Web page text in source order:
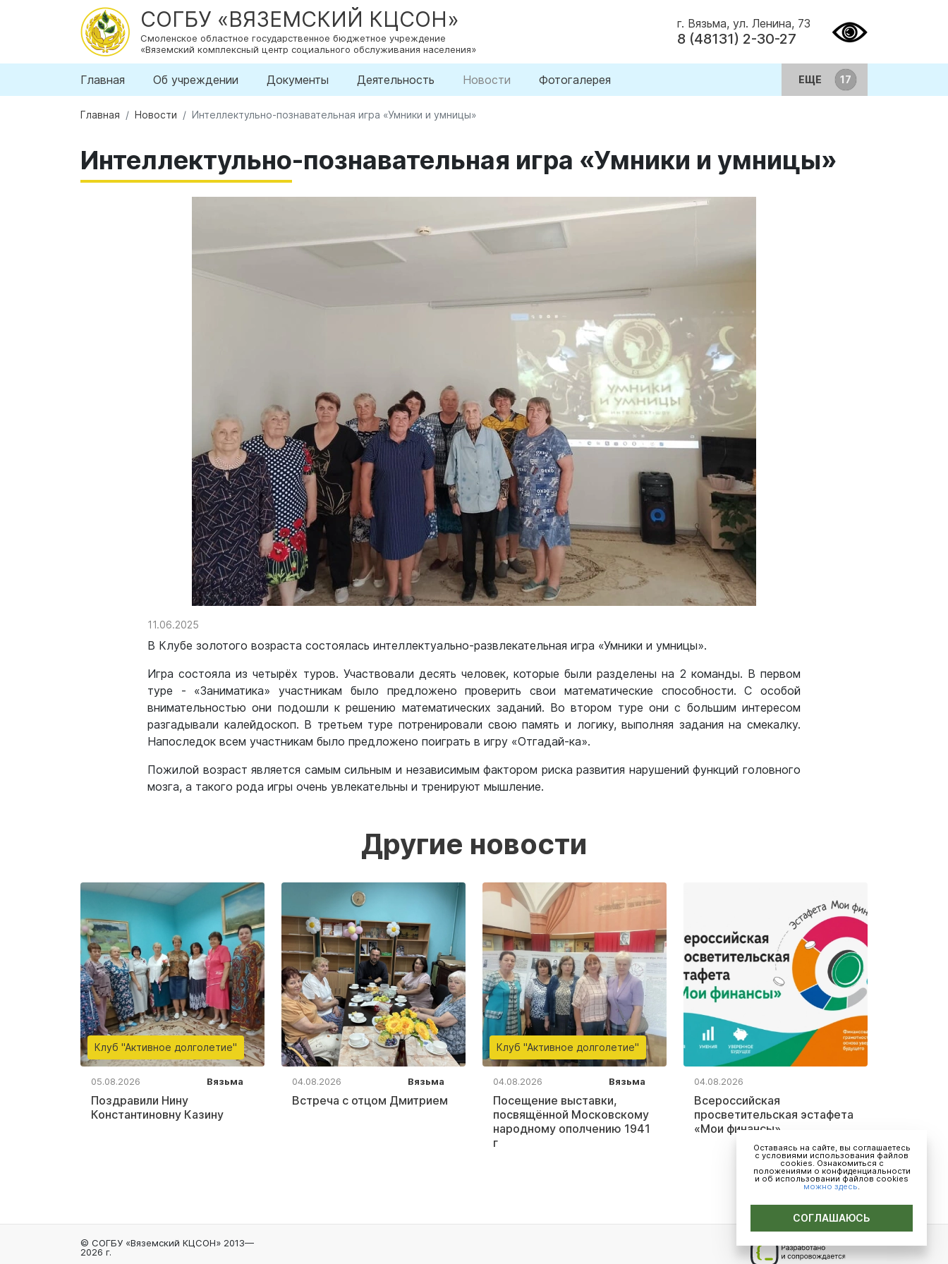
СОГБУ «ВЯЗЕМСКИЙ КЦСОН»
Смоленское областное государственное бюджетное учреждение
«Вяземский комплексный центр социального обслуживания населения»
г. Вязьма, ул. Ленина, 73
8 (48131) 2-30-27
Главная Об учреждении Документы Деятельность Новости Фотогалерея ЕЩЕ
Главная Новости Интеллектульно-познавательная игра «Умники и умницы»
Интеллектульно-познавательная игра «Умники и умницы»
11.06.2025
В Клубе золотого возраста состоялась интеллектуально-развлекательная игра «Умники и умницы».
Игра состояла из четырёх туров. Участвовали десять человек, которые были разделены на 2 команды. В первом
туре - «Заниматика» участникам было предложено проверить свои математические способности. С особой
внимательностью они подошли к решению математических заданий. Во втором туре они с большим интересом
разгадывали калейдоскоп. В третьем туре потренировали свою память и логику, выполняя задания на смекалку.
Напоследок всем участникам было предложено поиграть в игру «Отгадай-ка».
Пожилой возраст является самым сильным и независимым фактором риска развития нарушений функций головного
мозга, а такого рода игры очень увлекательны и тренируют мышление.
Другие новости
Клуб "Активное долголетие"
05.08.2026 Вязьма
Поздравили Нину
Константиновну Казину
04.08.2026 Вязьма
Встреча с отцом Дмитрием
Клуб "Активное долголетие"
04.08.2026 Вязьма
Посещение выставки,
посвящённой Московскому
народному ополчению 1941
г
04.08.2026
Всероссийская
просветительская эстафета
«Мои финансы»
© СОГБУ «Вяземский КЦСОН» 2013—
2026 г.
Оставаясь на сайте, вы соглашаетесь
с условиями использования файлов
cookies. Ознакомиться с
положениями о конфиденциальности
и об использовании файлов cookies
можно здесь.
СОГЛАШАЮСЬ